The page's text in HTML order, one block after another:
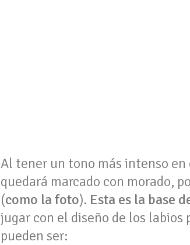
Al tener un tono más intenso
quedará marcado con morado,
(como la foto). Esta es la base
jugar con el diseño de los
pueden ser: